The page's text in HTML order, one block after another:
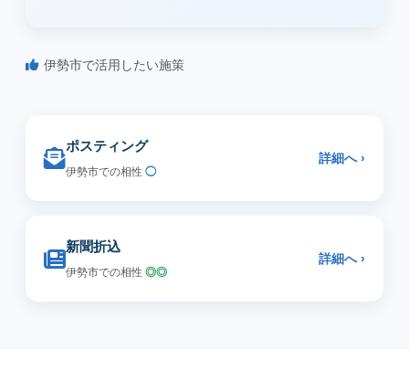
伊勢市で活用したい施策
ポスティング
伊勢市での相性 ◯
詳細へ ›
新聞折込
伊勢市での相性 ◎◎
詳細へ ›